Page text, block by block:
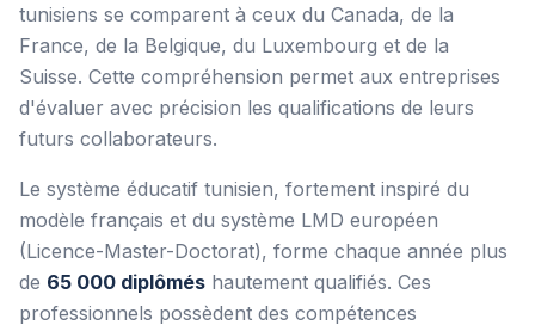
tunisiens se comparent à ceux du Canada, de la
France, de la Belgique, du Luxembourg et de la
Suisse. Cette compréhension permet aux entreprises
d'évaluer avec précision les qualifications de leurs
futurs collaborateurs.
Le système éducatif tunisien, fortement inspiré du
modèle français et du système LMD européen
(Licence-Master-Doctorat), forme chaque année plus
de 65 000 diplômés hautement qualifiés. Ces
professionnels possèdent des compétences